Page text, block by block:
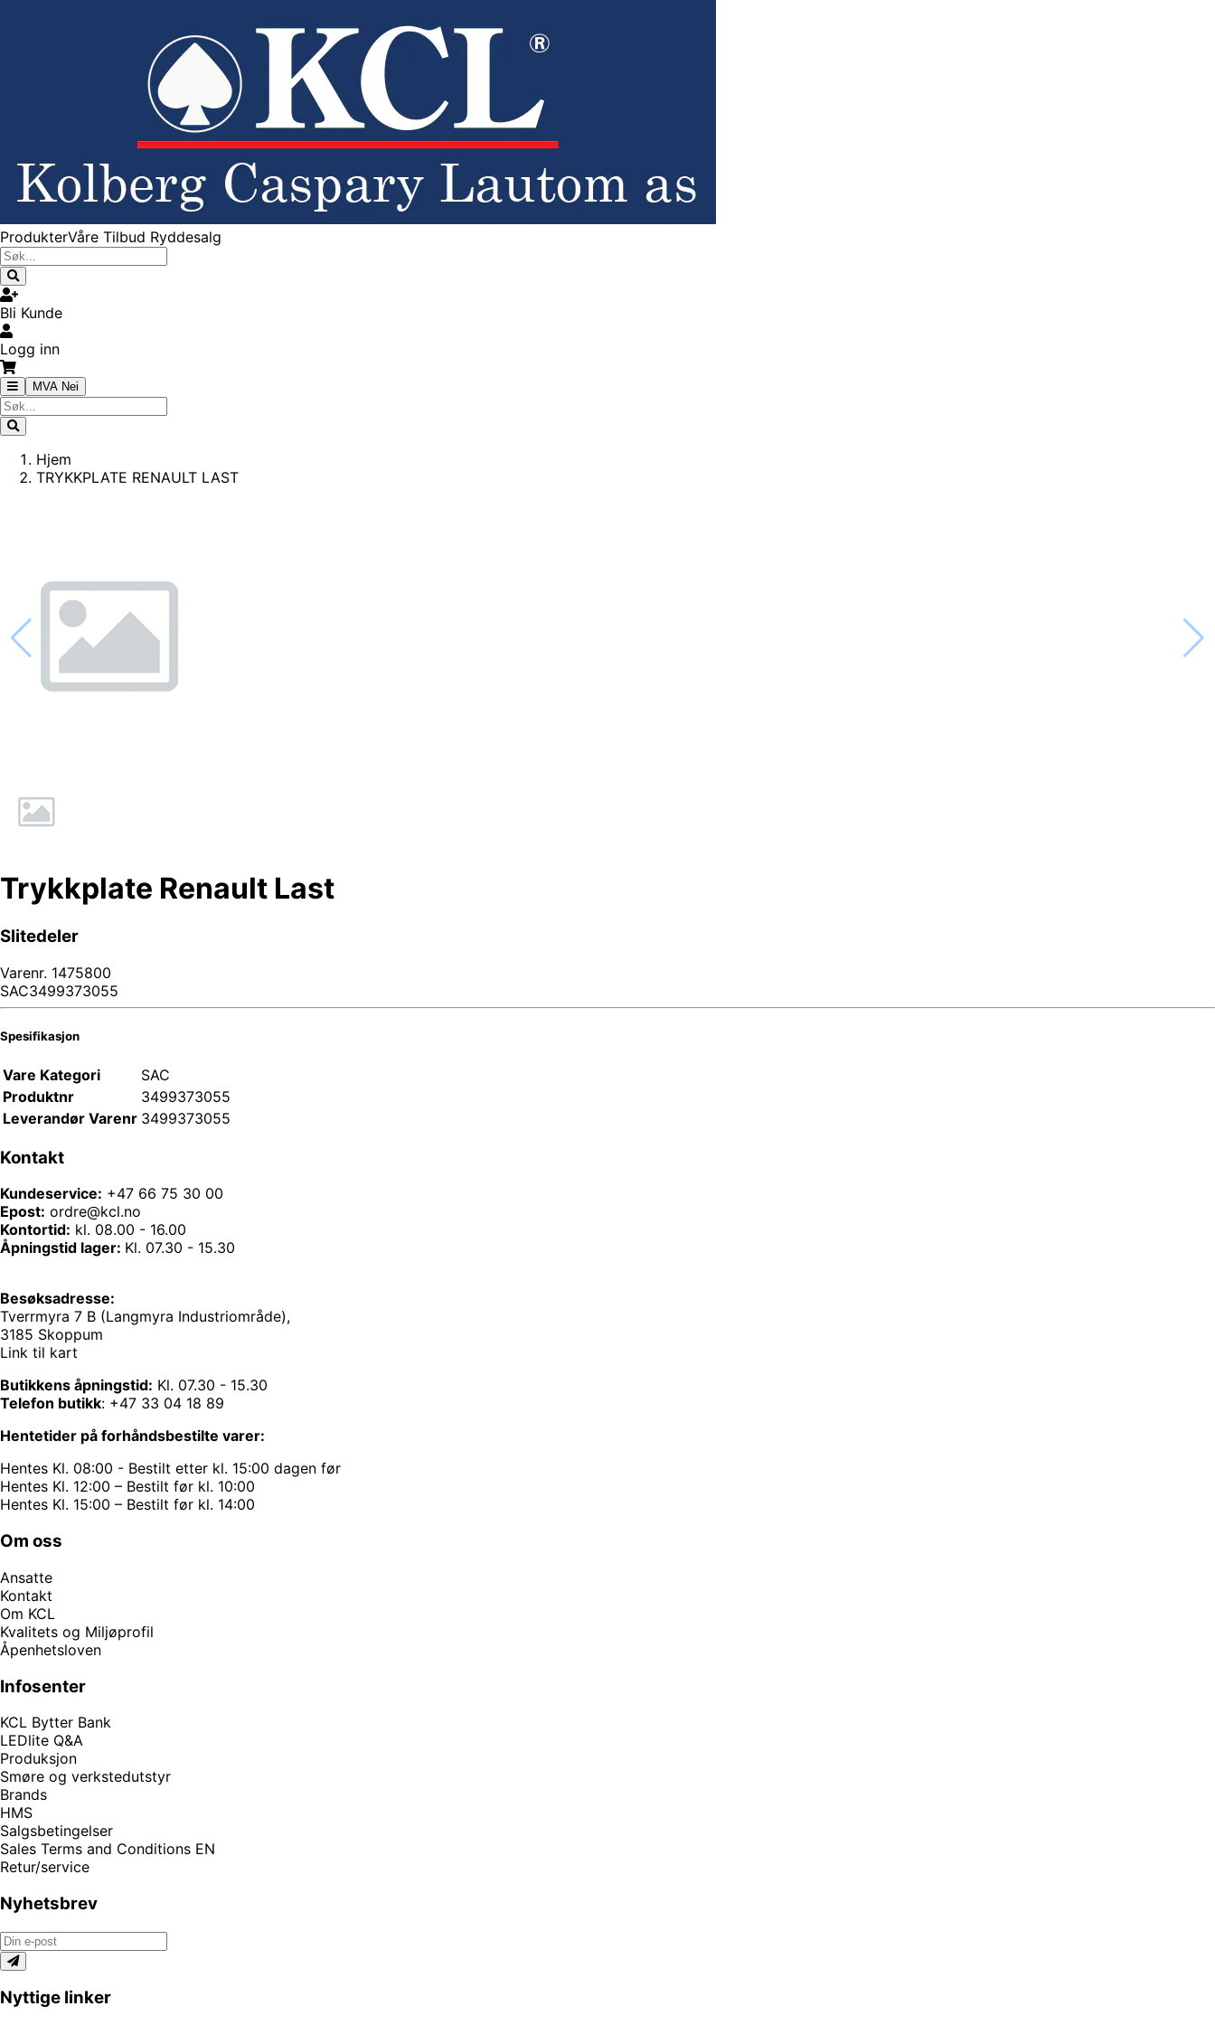
ProdukterVåre Tilbud Ryddesalg
Bli Kunde
Logg inn
MVA Nei
Hjem
TRYKKPLATE RENAULT LAST
Trykkplate Renault Last
Slitedeler
Varenr. 1475800
SAC3499373055
Spesifikasjon
Vare Kategori
SAC
Produktnr
3499373055
Leverandør Varenr 3499373055
Kontakt
Kundeservice: +47 66 75 30 00
Epost: ordre@kcl.no
Kontortid: kl. 08.00 - 16.00
Åpningstid lager: Kl. 07.30 - 15.30
Besøksadresse:
Tverrmyra 7 B (Langmyra Industriområde),
3185 Skoppum
Link til kart
Butikkens åpningstid: Kl. 07.30 - 15.30
Telefon butikk: +47 33 04 18 89
Hentetider på forhåndsbestilte varer:
Hentes Kl. 08:00 - Bestilt etter kl. 15:00 dagen før
Hentes Kl. 12:00 – Bestilt før kl. 10:00
Hentes Kl. 15:00 – Bestilt før kl. 14:00
Om oss
Ansatte
Kontakt
Om KCL
Kvalitets og Miljøprofil
Åpenhetsloven
Infosenter
KCL Bytter Bank
LEDlite Q&A
Produksjon
Smøre og verkstedutstyr
Brands
HMS
Salgsbetingelser
Sales Terms and Conditions EN
Retur/service
Nyhetsbrev
Nyttige linker